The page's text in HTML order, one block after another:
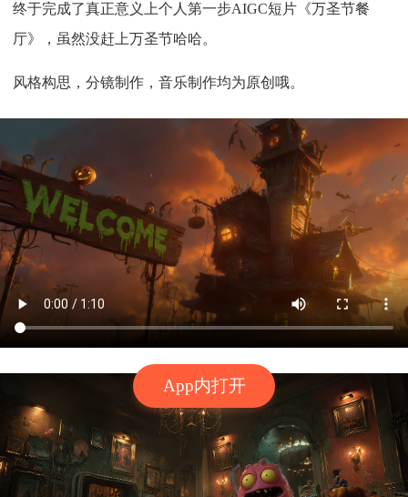
App内打开
终于完成了真正意义上个人第一步AIGC短片《万圣节餐
厅》，虽然没赶上万圣节哈哈。
风格构思，分镜制作，音乐制作均为原创哦。